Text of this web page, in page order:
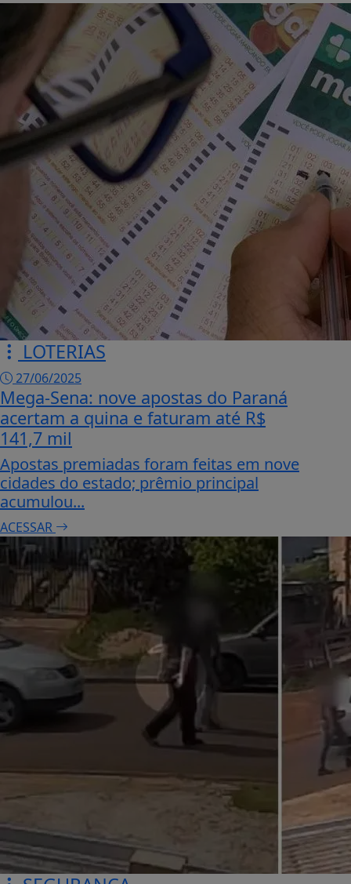
LOTERIAS
27/06/2025
Mega-Sena: nove apostas do Paraná
acertam a quina e faturam até R$
141,7 mil
Apostas premiadas foram feitas em nove
cidades do estado; prêmio principal
acumulou...
ACESSAR